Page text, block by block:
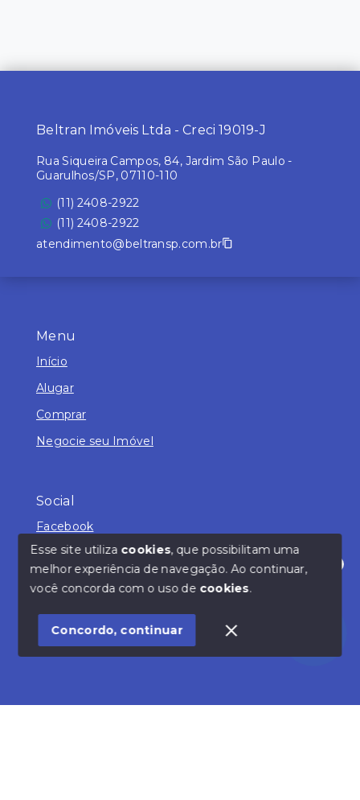
Olá! Estamos disponíveis para te ajudar.
Menu
Início
Alugar
Comprar
Negocie seu Imóvel
Social
Facebook
© Copyright 2026 - Beltran Imóveis Ltda - Creci
SITE PARA IMOBILIARIA
Beltran Imóveis Ltda - Creci 19019-J
Rua Siqueira Campos, 84, Jardim São Paulo -
Guarulhos/SP, 07110-110
(11) 2408-2922
(11) 2408-2922
atendimento@beltransp.com.br
Esse site utiliza cookies, que possibilitam uma
melhor experiência de navegação.Ao continuar,
você concorda com o uso de cookies.
Concordo, continuar